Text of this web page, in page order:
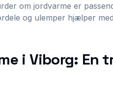
om jordvarme er
og ulemper hjælper
i Viborg: En